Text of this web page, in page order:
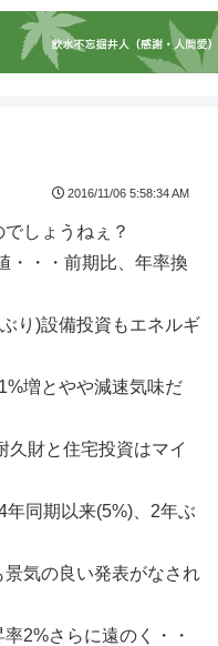
2016/11/06 5:58:34 AM
しょうねぇ？
・・・前期比、年率換
り)設備投資もエネルギ
増とやや減速気味だ
久財と住宅投資はマイ
同期以来(5%)、2年ぶ
気の良い発表がなされ
2%さらに遠のく・・